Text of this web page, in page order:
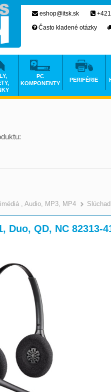
, Audio, MP3, MP4
Duo, QD, NC 82313-
eshop@itsk.sk
Často kladené otázky
PC
KOMPONENTY
PERIFÉRIE